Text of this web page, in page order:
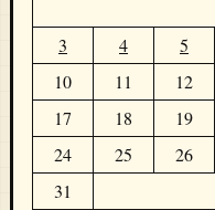
3
4 5
10
11 12
17
18 19
24
25 26
31